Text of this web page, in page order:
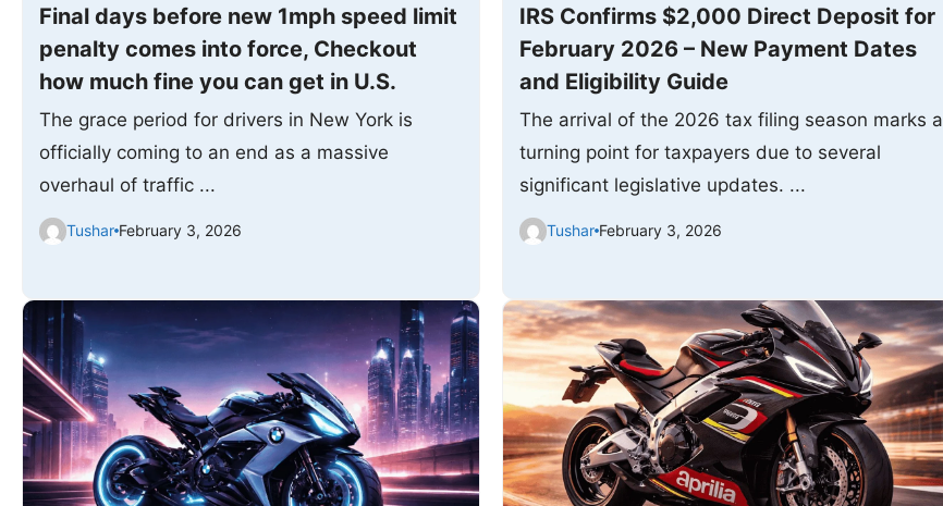
Final days before new 1mph speed limit
penalty comes into force, Checkout
how much fine you can get in U.S.
The grace period for drivers in New York is
officially coming to an end as a massive
overhaul of traffic ...
Tushar February 3, 2026
IRS Confirms $2,000 Direct Deposit for
February 2026 – New Payment Dates
and Eligibility Guide
The arrival of the 2026 tax filing season marks a
turning point for taxpayers due to several
significant legislative updates. ...
Tushar February 3, 2026